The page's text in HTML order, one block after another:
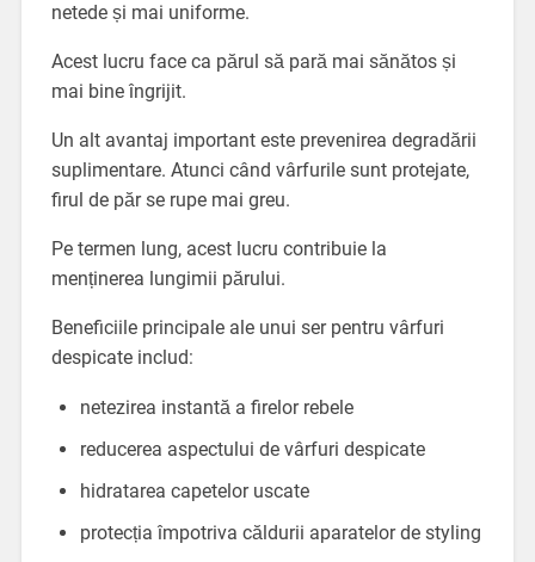
netede și mai uniforme.
Acest lucru face ca părul să pară mai sănătos și
mai bine îngrijit.
Un alt avantaj important este prevenirea degradării
suplimentare. Atunci când vârfurile sunt protejate,
firul de păr se rupe mai greu.
Pe termen lung, acest lucru contribuie la
menținerea lungimii părului.
Beneficiile principale ale unui ser pentru vârfuri
despicate includ:
netezirea instantă a firelor rebele
reducerea aspectului de vârfuri despicate
hidratarea capetelor uscate
protecția împotriva căldurii aparatelor de styling